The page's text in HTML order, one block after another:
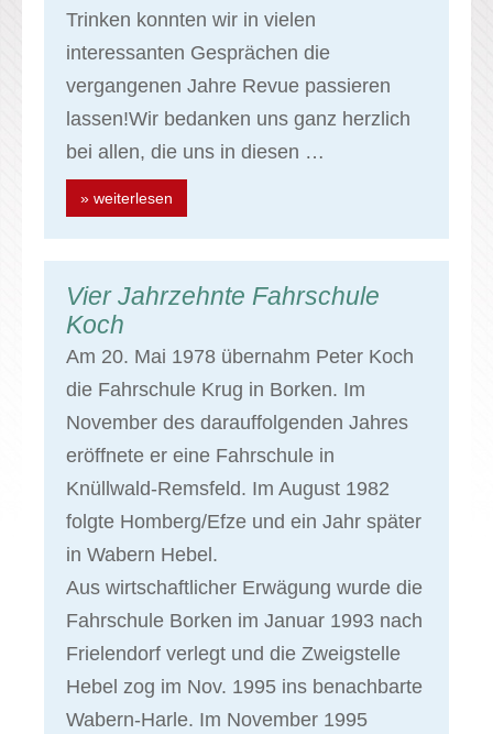
Trinken konnten wir in vielen
interessanten Gesprächen die
vergangenen Jahre Revue passieren
lassen!Wir bedanken uns ganz herzlich
bei allen, die uns in diesen …
» weiterlesen
Vier Jahrzehnte Fahrschule
Koch
Am 20. Mai 1978 übernahm Peter Koch
die Fahrschule Krug in Borken. Im
November des darauffolgenden Jahres
eröffnete er eine Fahrschule in
Knüllwald-Remsfeld. Im August 1982
folgte Homberg/Efze und ein Jahr später
in Wabern Hebel.
Aus wirtschaftlicher Erwägung wurde die
Fahrschule Borken im Januar 1993 nach
Frielendorf verlegt und die Zweigstelle
Hebel zog im Nov. 1995 ins benachbarte
Wabern-Harle. Im November 1995